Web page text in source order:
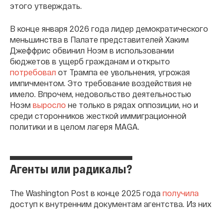
этого утверждать.
В конце января 2026 года лидер демократического
меньшинства в Палате представителей Хаким
Джеффрис обвинил Ноэм в использовании
бюджетов в ущерб гражданам и открыто
потребовал от Трампа ее увольнения, угрожая
импичментом. Это требование воздействия не
имело. Впрочем, недовольство деятельностью
Ноэм выросло не только в рядах оппозиции, но и
среди сторонников жесткой иммиграционной
политики и в целом лагеря MAGA.
Агенты или радикалы?
The Washington Post в конце 2025 года получила
доступ к внутренним документам агентства. Из них